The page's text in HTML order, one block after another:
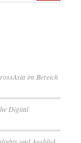
im Bereich
Digital
und Ausblick